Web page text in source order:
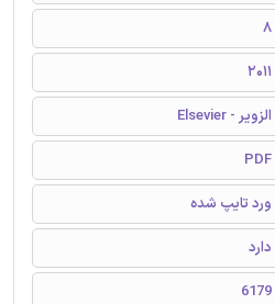
8
2011
الزویر - Elsevier
PDF
ورد تایپ شده
دارد
6179